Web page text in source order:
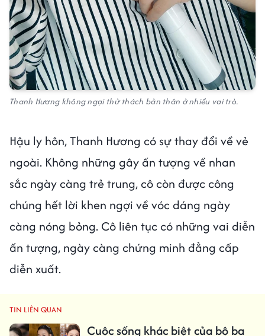
Thanh Hương không ngại thử thách bản thân ở nhiều vai trò.
Hậu ly hôn, Thanh Hương có sự thay đổi về vẻ
ngoài. Không những gây ấn tượng về nhan
sắc ngày càng trẻ trung, cô còn được công
chúng hết lời khen ngợi về vóc dáng ngày
càng nóng bỏng. Cô liên tục có những vai diễn
ấn tượng, ngày càng chứng minh đẳng cấp
diễn xuất.
TIN LIÊN QUAN
Cuộc sống khác biệt của bộ ba